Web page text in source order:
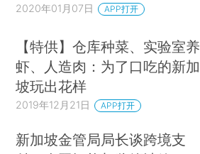
2020年01月07日 APP打开
【特供】仓库种菜、实验室养
虾、人造肉：为了口吃的新加
坡玩出花样
2019年12月21日 APP打开
新加坡金管局局长谈跨境支